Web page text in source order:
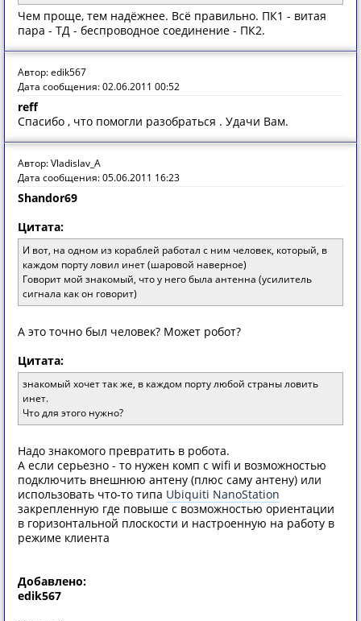
Чем проще, тем надёжнее. Всё правильно. ПК1 - витая
пара - ТД - беспроводное соединение - ПК2.
Автор: edik567
Дата сообщения: 02.06.2011 00:52
reff
Спасибо , что помогли разобраться . Удачи Вам.
Автор: Vladislav_A
Дата сообщения: 05.06.2011 16:23
Shandor69
Цитата:
И вот, на одном из кораблей работал с ним человек, который, в
каждом порту ловил инет (шаровой наверное)
Говорит мой знакомый, что у него была антенна (усилитель
сигнала как он говорит)
А это точно был человек? Может робот?
Цитата:
знакомый хочет так же, в каждом порту любой страны ловить
инет.
Что для этого нужно?
Надо знакомого превратить в робота.
А если серьезно - то нужен комп с wifi и возможностью
подключить внешнюю антену (плюс саму антену) или
использовать что-то типа Ubiquiti NanoStation
закрепленную где повыше с возможностью ориентации
в горизонтальной плоскости и настроенную на работу в
режиме клиента
Добавлено:
edik567